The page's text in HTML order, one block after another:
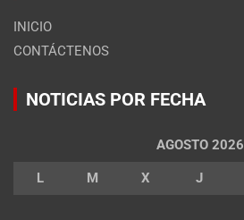
INICIO
CONTÁCTENOS
NOTICIAS POR FECHA
AGOSTO 2026
L M X J